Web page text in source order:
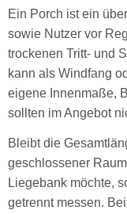
Ein Porch ist ein
sowie Nutzer vor
trockenen Tritt- und
kann als Windfang
eigene Innenmaße,
sollten im Angebot
Bleibt die
geschlossener
Liegebank möchte,
getrennt messen.